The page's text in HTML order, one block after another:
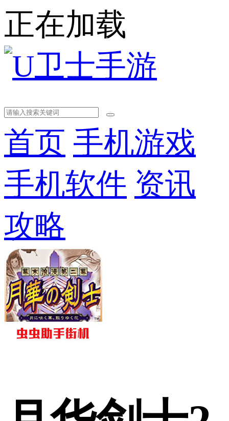
正在加载
首页 手机游戏
手机软件 资讯
攻略